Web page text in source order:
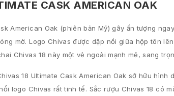
CASK AMERICAN OAK
American Oak (phiên bản Mỹ) gây ấn tượng
mờ. Logo Chivas được dập nổi giữa hộp tôn
Chivas 18 này một vẻ ngoài mạnh mẽ, sang
18 Ultimate Cask American Oak sở hữu
logo Chivas rất tinh tế. Sắc rượu Chivas 18 có